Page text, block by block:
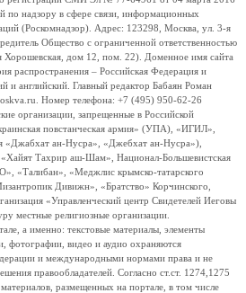
по надзору в сфере связи, информационных
(Роскомнадзор). Адрес: 123298, Москва, ул. 3-я
Общество с ограниченной ответственностью
дом 12, пом. 22). Доменное имя сайта
распространения – Российская Федерация и
и английский. Главный редактор Бабаян Роман
Номер телефона: +7 (495) 950-62-26
организации, запрещенные в Российской
повстанческая армия» (УПА), «ИГИЛ»,
ан-Нусра», «Джебхат ан-Нусра»),
«Хайят Тахрир аш-Шам», Национал-Большевистская
«Талибан», «Меджлис крымско-татарского
Дивижн», «Братство» Корчинского,
«Управленческий центр Свидетелей Иеговы
местные религиозные организации.
а именно: текстовые материалы, элементы
фотографии, видео и аудио охраняются
и международными нормами права и не
правообладателей. Согласно ст.ст. 1274,1275
размещенных на портале, в том числе